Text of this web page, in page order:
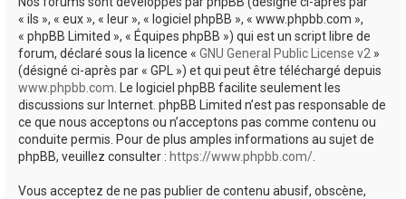
« ils », « eux », « leur », « logiciel phpBB », « www.phpbb.com »,
« phpBB Limited », « Équipes phpBB ») qui est un script libre de
forum, déclaré sous la licence « GNU General Public License v2 »
(désigné ci-après par « GPL ») et qui peut être téléchargé depuis
www.phpbb.com . Le logiciel phpBB facilite seulement les
discussions sur Internet. phpBB Limited n’est pas responsable de
ce que nous acceptons ou n’acceptons pas comme contenu ou
conduite permis. Pour de plus amples informations au sujet de
phpBB, veuillez consulter : https://www.phpbb.com/
Vous acceptez de ne pas publier de contenu abusif, obscène,